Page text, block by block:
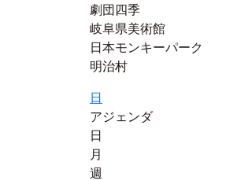
劇団四季
岐阜県美術館
日本モンキーパーク
明治村
日
アジェンダ
日
月
週